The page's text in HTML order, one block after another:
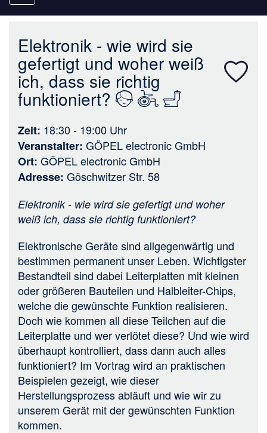
navigation
Elektronik - wie wird sie
gefertigt und woher weiß
ich, dass sie richtig
funktioniert?
Zeit 18:30 - 19:00 Uhr
Veranstalter GÖPEL electronic GmbH
Ort GÖPEL electronic GmbH
Adresse Göschwitzer Str. 58
Elektronik - wie wird sie gefertigt und woher
weiß ich, dass sie richtig funktioniert?
Elektronische Geräte sind allgegenwärtig und
bestimmen permanent unser Leben. Wichtigster
Bestandteil sind dabei Leiterplatten mit kleinen
oder größeren Bauteilen und Halbleiter-Chips,
welche die gewünschte Funktion realisieren.
Doch wie kommen all diese Teilchen auf die
Leiterplatte und wer verlötet diese? Und wie wird
überhaupt kontrolliert, dass dann auch alles
funktioniert? Im Vortrag wird an praktischen
Beispielen gezeigt, wie dieser
Herstellungsprozess abläuft und wie wir zu
unserem Gerät mit der gewünschten Funktion
kommen.